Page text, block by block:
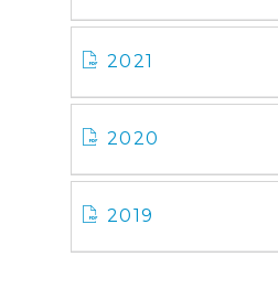
2021
2020
2019